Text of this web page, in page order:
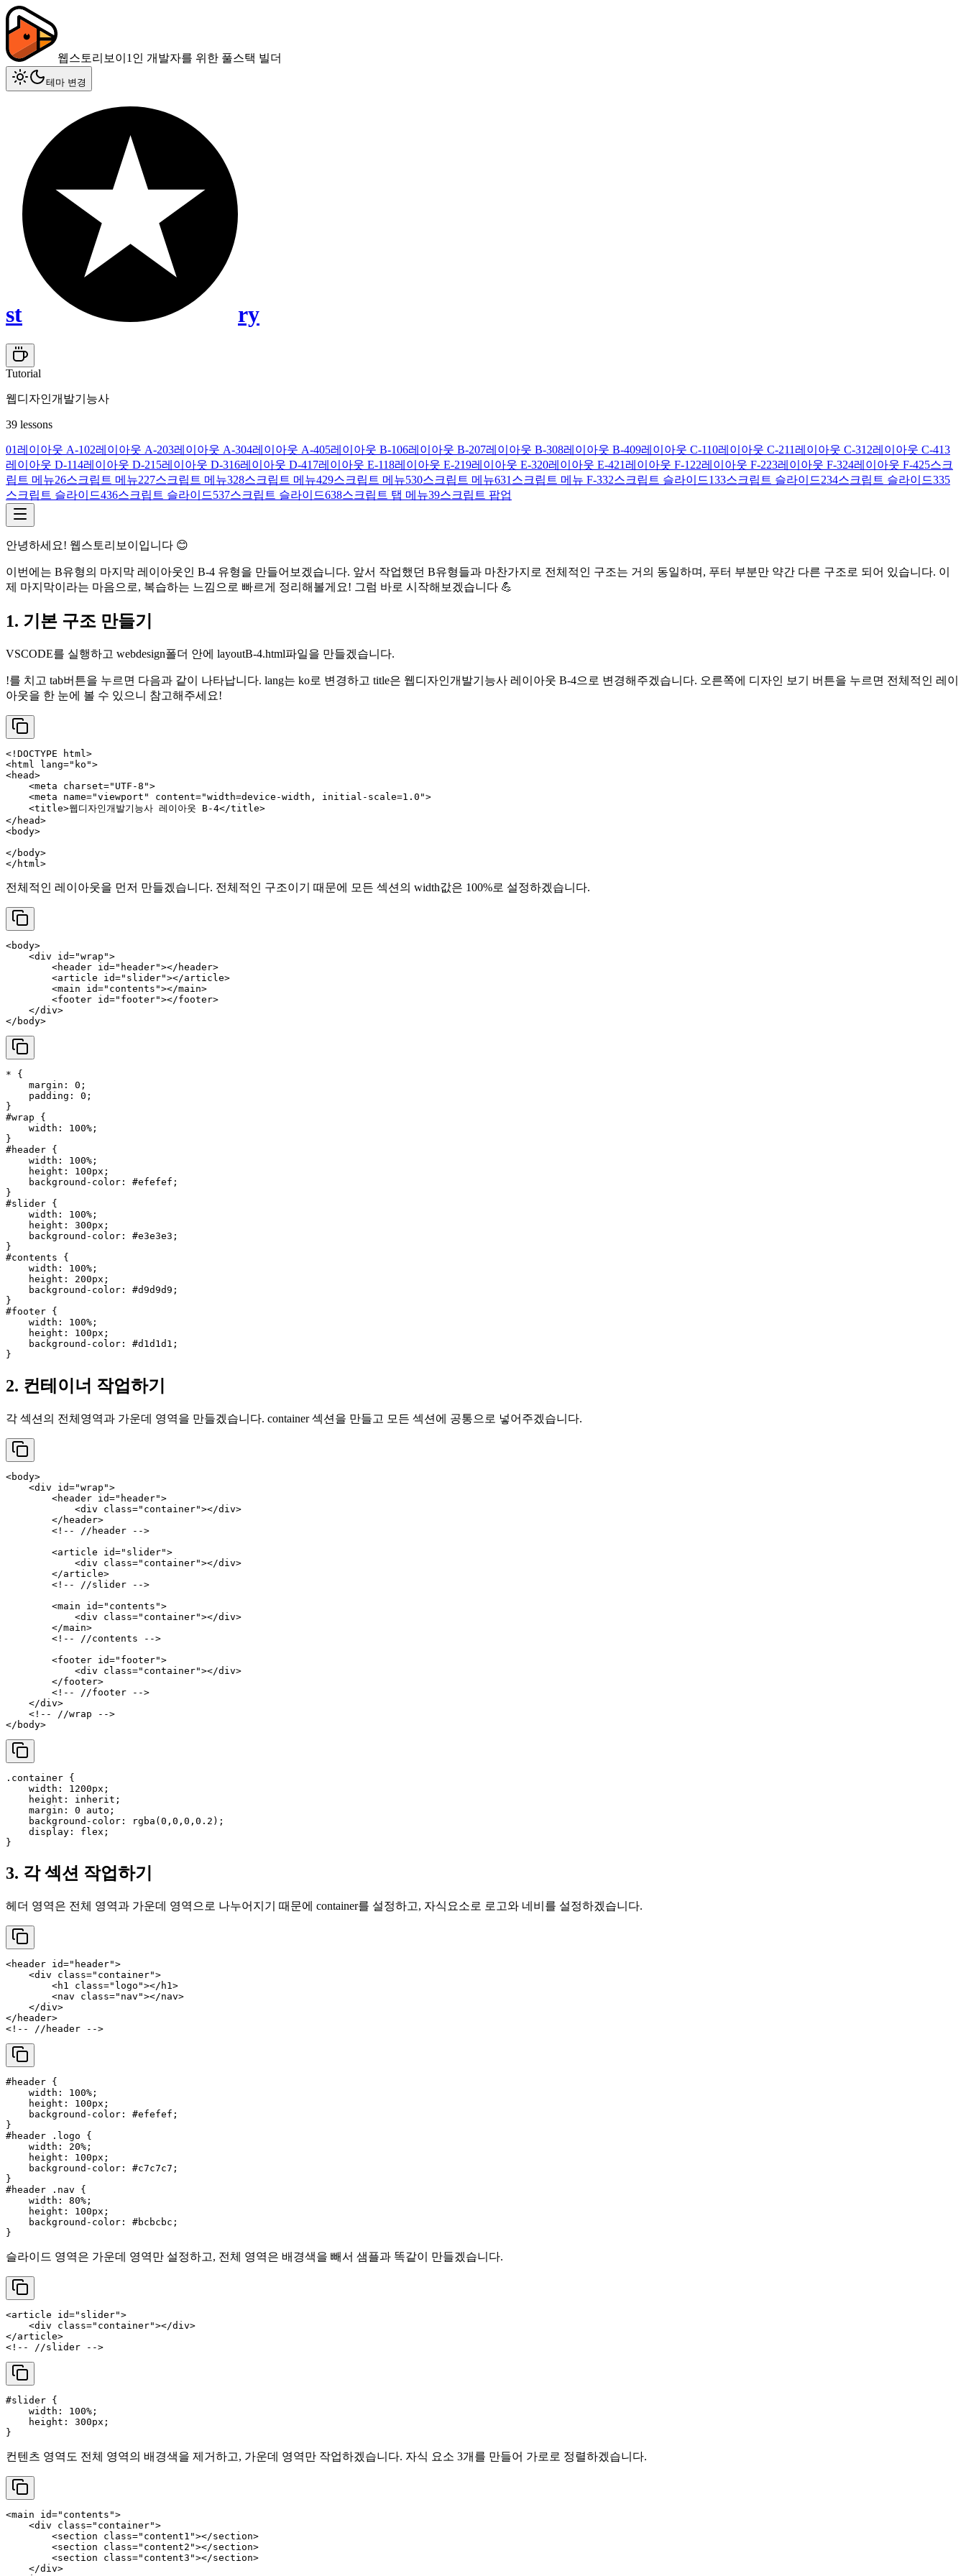
웹스토리보이 1인 개발자를 위한 풀스택 빌더
테마 변경
st ry
Tutorial
웹디자인개발기능사
39 lessons
01 레이아웃 A-102레이아웃 A-203레이아웃 A-304레이아웃 A-405레이아웃 B-106레이아웃 B-207레이아웃 B-308레이아웃 B-409레이아웃 C-110레이아웃 C-211 레이아웃 C-312레이아웃 C-413
레이아웃 D-114레이아웃 D-215레이아웃 D-316레이아웃 D-417레이아웃 E-118레이아웃 E-219레이아웃 E-320레이아웃 E-421 레이아웃 F-1 22레이아웃 F-223레이아웃 F-324레이아웃 F-425스크
립트 메뉴26스크립트 메뉴227스크립트 메뉴328스크립트 메뉴429스크립트 메뉴530스크립트 메뉴631 스크립트 메뉴 F-332스크립트 슬라이드133스크립트 슬라이드234스크립트 슬라이드335
스크립트 슬라이드436스크립트 슬라이드537스크립트 슬라이드638스크립트 탭 메뉴39스크립트 팝업
안녕하세요! 웹스토리보이입니다 😊
이번에는 B유형의 마지막 레이아웃인 B-4 유형을 만들어보겠습니다. 앞서 작업했던 B유형들과 마찬가지로 전체적인 구조는 거의 동일하며, 푸터 부분만 약간 다른 구조로 되어 있습니다. 이
제 마지막이라는 마음으로, 복습하는 느낌으로 빠르게 정리해볼게요! 그럼 바로 시작해보겠습니다 💪
1. 기본 구조 만들기
VSCODE를 실행하고 webdesign폴더 안에 layoutB-4.html파일을 만들겠습니다.
!를 치고 tab버튼을 누르면 다음과 같이 나타납니다. lang는 ko로 변경하고 title은 웹디자인개발기능사 레이아웃 B-4으로 변경해주겠습니다. 오른쪽에 디자인 보기 버튼을 누르면 전체적인 레이
아웃을 한 눈에 볼 수 있으니 참고해주세요!
<!DOCTYPE html >
<html lang="ko">
<head>
<meta charset="UTF-8">
<meta name="viewport" content="width=device-width, initial-scale=1.0">
<title>웹디자인개발기능사 레이아웃 B-4</title>
</ head>
<body>
</ body>
</ html >
전체적인 레이아웃을 먼저 만들겠습니다. 전체적인 구조이기 때문에 모든 섹션의 width값은 100%로 설정하겠습니다.
<body>
<div id="wrap">
<header id="header"></ header>
<article id="slider"></article>
<main id="contents"></main>
<footer id="footer"></footer>
</div>
</ body>
* {
margin : 0 ;
padding : 0 ;
#wrap {
width : 100% ;
#header {
width : 100% ;
height : 100px ;
background-color : #efefef ;
#slider {
width : 100% ;
height : 300px ;
background-color : #e3e3e3 ;
#contents {
width : 100% ;
height : 200px ;
background-color : #d9d9d9 ;
#footer {
width : 100% ;
height : 100px ;
background-color : #d1d1d1 ;
2. 컨테이너 작업하기
각 섹션의 전체영역과 가운데 영역을 만들겠습니다. container 섹션을 만들고 모든 섹션에 공통으로 넣어주겠습니다.
<body>
<div id="wrap">
<header id="header">
<div class="container"></div>
</ header>
<!-- //header -->
<article id="slider">
<div class="container"></div>
</article>
<!-- //slider -->
<main id="contents">
<div class="container"></div>
</main>
<!-- //contents -->
<footer id="footer">
<div class="container"></div>
</footer>
<!-- //footer -->
</div>
<!-- //wrap -->
</ body>
.container {
width : 1200px ;
height : inherit;
margin : 0 auto;
background-color : rgba (0 , 0 , 0 , 0.2 );
display : flex;
3. 각 섹션 작업하기
헤더 영역은 전체 영역과 가운데 영역으로 나누어지기 때문에 container를 설정하고, 자식요소로 로고와 네비를 설정하겠습니다.
<header id="header">
<div class="container">
<h1 class="logo"></ h1>
<nav class="nav"></nav>
</div>
</ header>
<!-- //header -->
#header {
width : 100% ;
height : 100px ;
background-color : #efefef ;
#header
.logo {
width : 20% ;
height : 100px ;
background-color : #c7c7c7 ;
#header
.nav {
width : 80% ;
height : 100px ;
background-color : #bcbcbc ;
슬라이드 영역은 가운데 영역만 설정하고, 전체 영역은 배경색을 빼서 샘플과 똑같이 만들겠습니다.
<article id="slider">
<div class="container"></div>
</article>
<!-- //slider -->
#slider {
width : 100% ;
height : 300px ;
컨텐츠 영역도 전체 영역의 배경색을 제거하고, 가운데 영역만 작업하겠습니다. 자식 요소 3개를 만들어 가로로 정렬하겠습니다.
<main id="contents">
<div class="container">
<section class="content1"></section>
<section class="content2"></section>
<section class="content3"></section>
</div>